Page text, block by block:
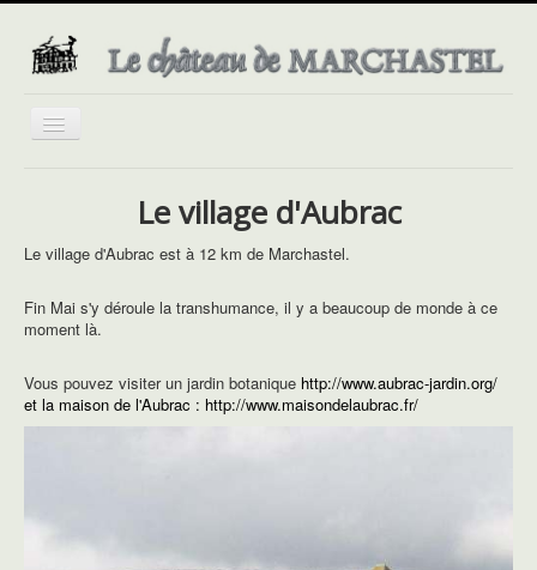
Basculer
la
Le village d'Aubrac
Le village d'Aubrac est à 12 km de Marchastel.
Fin Mai s'y déroule la transhumance, il y a beaucoup de monde à ce
moment là.
Vous pouvez visiter un jardin botanique http://www.aubrac-jardin.org/
et la maison de l'Aubrac : http://www.maisondelaubrac.fr/